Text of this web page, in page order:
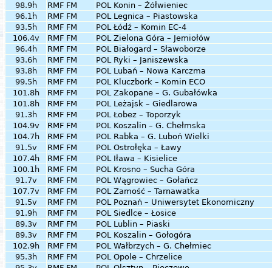
98.9h
RMF FM POL Konin – Żółwieniec
96.1h
RMF FM POL Legnica – Piastowska
93.5h
RMF FM POL Łódź – Komin EC-4
106.4v
RMF FM POL Zielona Góra – Jemiołów
96.4h
RMF FM POL Białogard – Sławoborze
93.6h
RMF FM POL Ryki – Janiszewska
93.8h
RMF FM POL Lubań – Nowa Karczma
99.5h
RMF FM POL Kluczbork – Komin ECO
101.8h
RMF FM POL Zakopane – G. Gubałówka
101.8h
RMF FM POL Leżajsk – Giedlarowa
91.3h
RMF FM POL Łobez – Toporzyk
104.9v
RMF FM POL Koszalin – G. Chełmska
104.7h
RMF FM POL Rabka – G. Luboń Wielki
91.5v
RMF FM POL Ostrołęka – Ławy
107.4h
RMF FM POL Iława – Kisielice
100.1h
RMF FM POL Krosno – Sucha Góra
91.7v
RMF FM POL Wągrowiec – Gołańcz
107.7v
RMF FM POL Zamość – Tarnawatka
91.5v
RMF FM POL Poznań – Uniwersytet Ekonomiczny
91.9h
RMF FM POL Siedlce – Łosice
89.3v
RMF FM POL Lublin – Piaski
89.3v
RMF FM POL Koszalin – Gołogóra
102.9h
RMF FM POL Wałbrzych – G. Chełmiec
95.3h
RMF FM POL Opole – Chrzelice